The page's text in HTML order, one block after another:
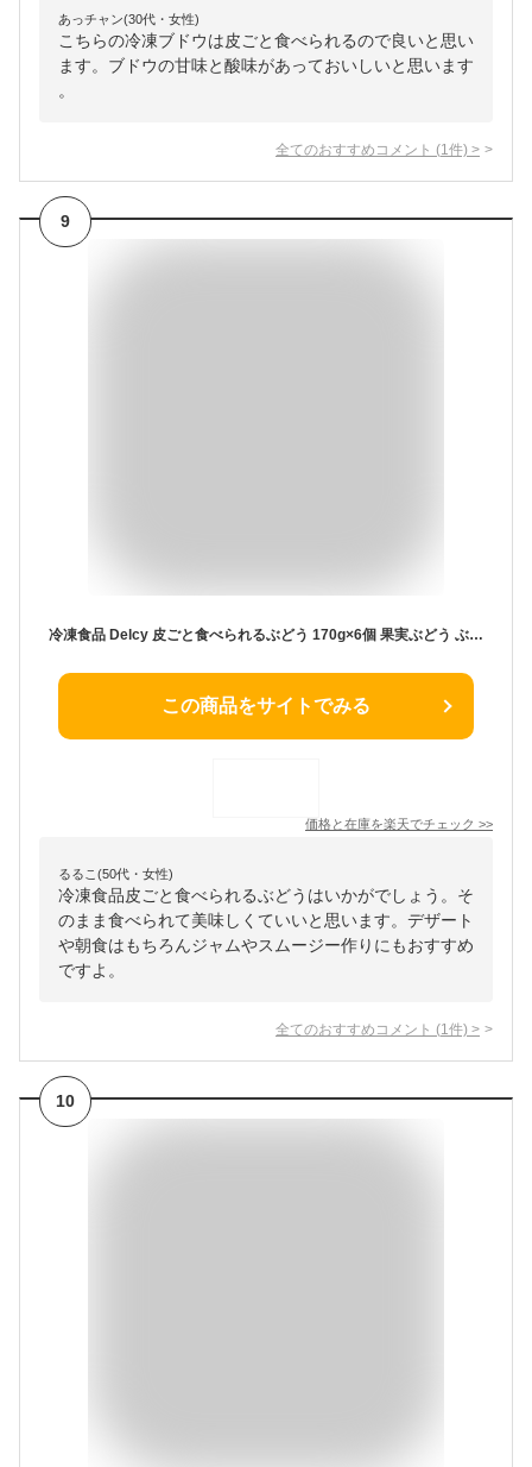
あっチャン(30代・女性)
こちらの冷凍ブドウは皮ごと食べられるので良いと思い
ます。ブドウの甘味と酸味があっておいしいと思います
。
全てのおすすめコメント (1 件) >
9
冷凍食品 Delcy 皮ごと食べられるぶどう 170g×6個 果実ぶどう ぶどう 葡萄 冷凍果物 フローズンフルーツ 果物 くだもの 冷凍 フルーツ 冷凍フルーツ ジャム スムージー?デザート 朝食
この商品をサイトでみる
価格と在庫を楽天でチェック >>
るるこ(50代・女性)
冷凍食品皮ごと食べられるぶどうはいかがでしょう。そ
のまま食べられて美味しくていいと思います。デザート
や朝食はもちろんジャムやスムージー作りにもおすすめ
ですよ。
全てのおすすめコメント (1 件) >
10